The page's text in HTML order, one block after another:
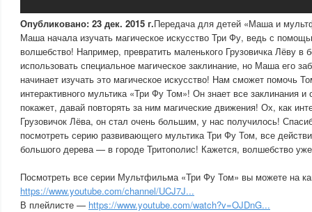
Опубликовано: 23 дек. 2015 г.Передача для детей «Маша и
Маша начала изучать магическое искусство Три Фу, ведь с
волшебство! Например, превратить маленького Грузовичка Лёву в
использовать специальное магическое заклинание, но Маша его
начинает изучать это магическое искусство! Нам сможет помочь
интерактивного мультика «Три Фу Том»! Он знает все заклинания и
покажет, давай повторять за ним магические движения! Ох, как
Грузовичок Лёва, он стал очень большим, у нас получилось!
посмотреть серию развивающего мультика Три Фу Том, все
большого дерева — в городе Тритополис! Кажется, волшебство
Посмотреть все серии Мультфильма «Три Фу Том» вы можете на
https://www.youtube.com/channel/UCJ7J...
В плейлисте — https://www.youtube.com/watch?v=OJDnG...